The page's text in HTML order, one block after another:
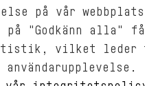
på vår webbplats.
"Godkänn alla"
vilket